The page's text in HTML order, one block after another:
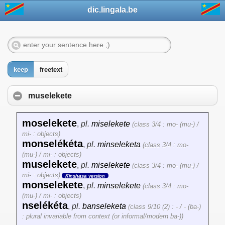
dic.lingala.be
keep freetext
muselekete
moselekete, pl. miselekete (class 3/4 : mo- (mu-) /
mi- : objects)
monselékéta, pl. minseleketa (class 3/4 : mo-
(mu-) / mi- : objects)
muselekete, pl. miselekete (class 3/4 : mo- (mu-) /
mi- : objects)
Kinshasa version
monselekete, pl. minselekete (class 3/4 : mo-
(mu-) / mi- : objects)
nselékéta, pl. banseleketa (class 9/10 (2) : - / - (ba-)
: plural invariable from context (or informal/modern ba-))